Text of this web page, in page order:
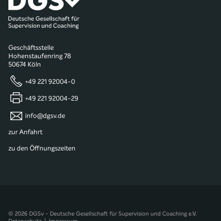
Geschäftsstelle
Hohenstaufenring 78
50674 Köln
+49 221 92004-0
+49 221 92004-29
info@dgsv.de
zur Anfahrt
zu den Öffnungszeiten
© 2026 DGSv - Deutsche Gesellschaft für Supervision und Coaching e.V.